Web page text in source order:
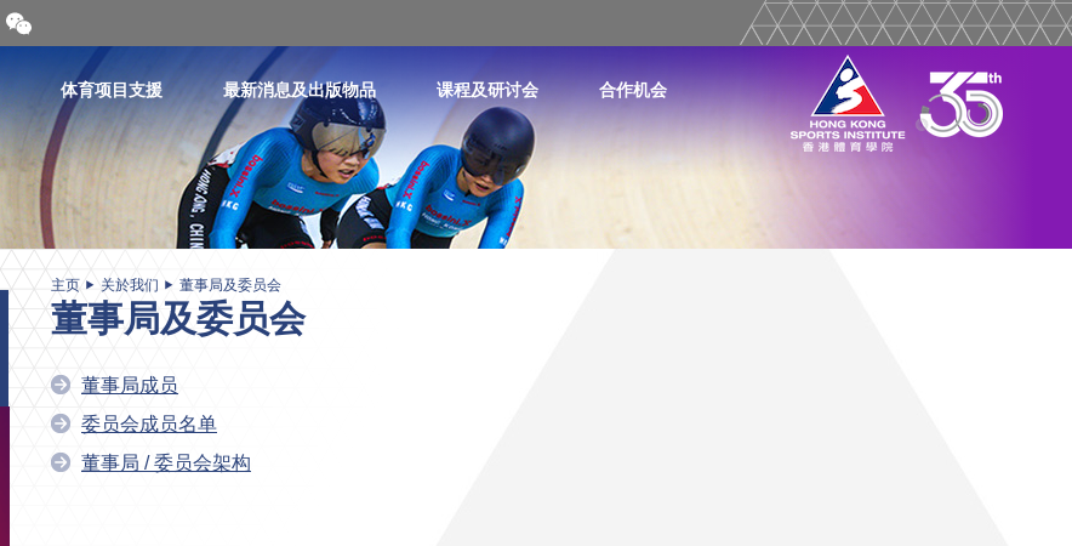
开
合
二
维
码
体育项目支援 最新消息及出版物品 课程及研讨会 合作机会
主页 关於我们 董事局及委员会
董事局及委员会
董事局成员
委员会成员名单
董事局 / 委员会架构